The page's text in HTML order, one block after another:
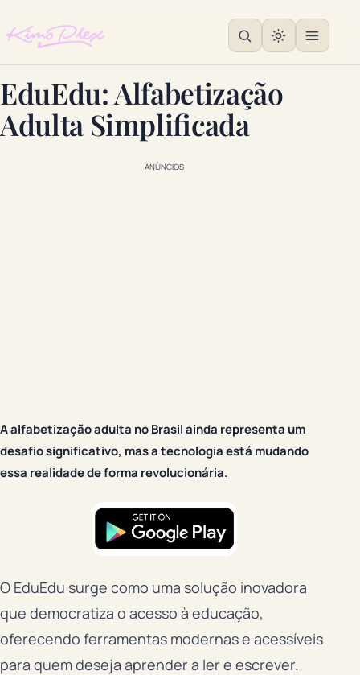
EduEdu: Alfabetização
Adulta Simplificada
ANÚNCIOS
A alfabetização adulta no Brasil ainda representa um
desafio significativo, mas a tecnologia está mudando
essa realidade de forma revolucionária.
O EduEdu surge como uma solução inovadora
que democratiza o acesso à educação,
oferecendo ferramentas modernas e acessíveis
para quem deseja aprender a ler e escrever.